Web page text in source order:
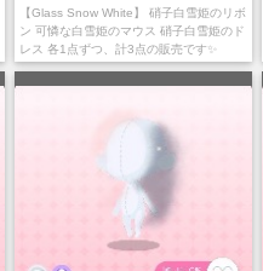
【Glass Snow White】 硝子白雪姫のリボ
ン 可憐な白雪姫のマウス 硝子白雪姫のド
レス 各1点ずつ、計3点の販売です✨️
Lv70程度のアカウントから贈り合いにて
お渡し